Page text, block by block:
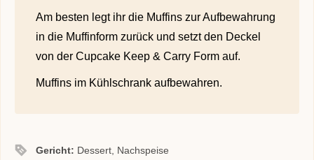
Am besten legt ihr die Muffins zur Aufbewahrung
in die Muffinform zurück und setzt den Deckel
von der Cupcake Keep & Carry Form auf.
Muffins im Kühlschrank aufbewahren.
Gericht: Dessert, Nachspeise